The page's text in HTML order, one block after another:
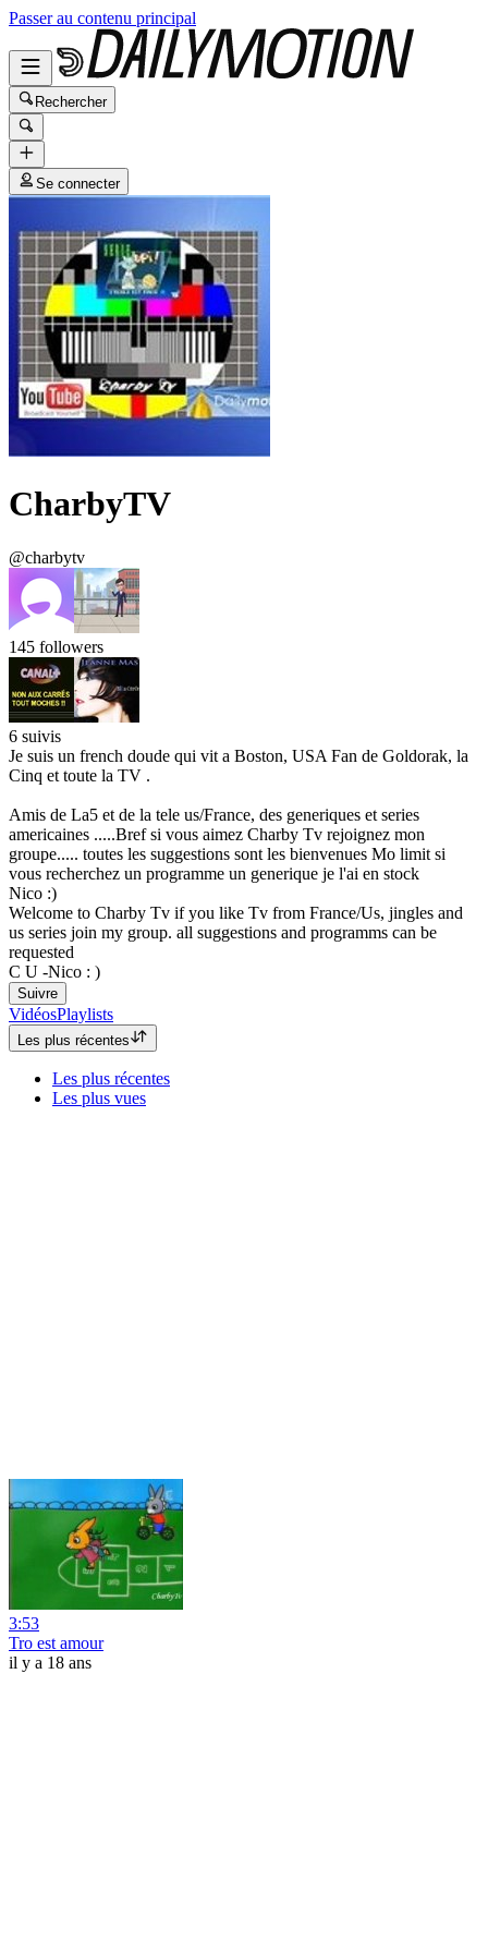
Passer au contenu principal
Rechercher
Se connecter
CharbyTV
@charbytv
145 followers
6 suivis
Je suis un french doude qui vit a Boston, USA Fan de Goldorak, la
Cinq et toute la TV .
Amis de La5 et de la tele us/France, des generiques et series
americaines .....Bref si vous aimez Charby Tv rejoignez mon
groupe..... toutes les suggestions sont les bienvenues Mo limit si
vous recherchez un programme un generique je l'ai en stock
Nico :)
Welcome to Charby Tv if you like Tv from France/Us, jingles and
us series join my group. all suggestions and programms can be
requested
C U -Nico : )
Suivre
VidéosPlaylists
Les plus récentes
Les plus récentes
Les plus vues
3:53
Tro est amour
il y a 18 ans